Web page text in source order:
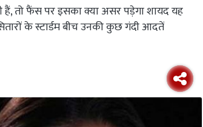
तो फैंस पर इसका क्या असर पड़ेगा शायद यह
के स्टार्डम बीच उनकी कुछ गंदी आदतें